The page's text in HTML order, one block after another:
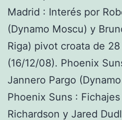
Madrid : Interés por
(Dynamo Moscu) y
Riga) pivot croata de
(16/12/08). Phoenix
Jannero Pargo
Phoenix Suns :
Richardson y Jared